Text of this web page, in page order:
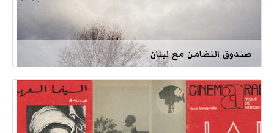
صندوق التضامن مع لبنان